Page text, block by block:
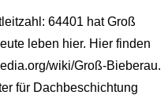
64401 hat Groß
leben hier. Hier finden
wiki/Groß-Bieberau.
für Dachbeschichtung